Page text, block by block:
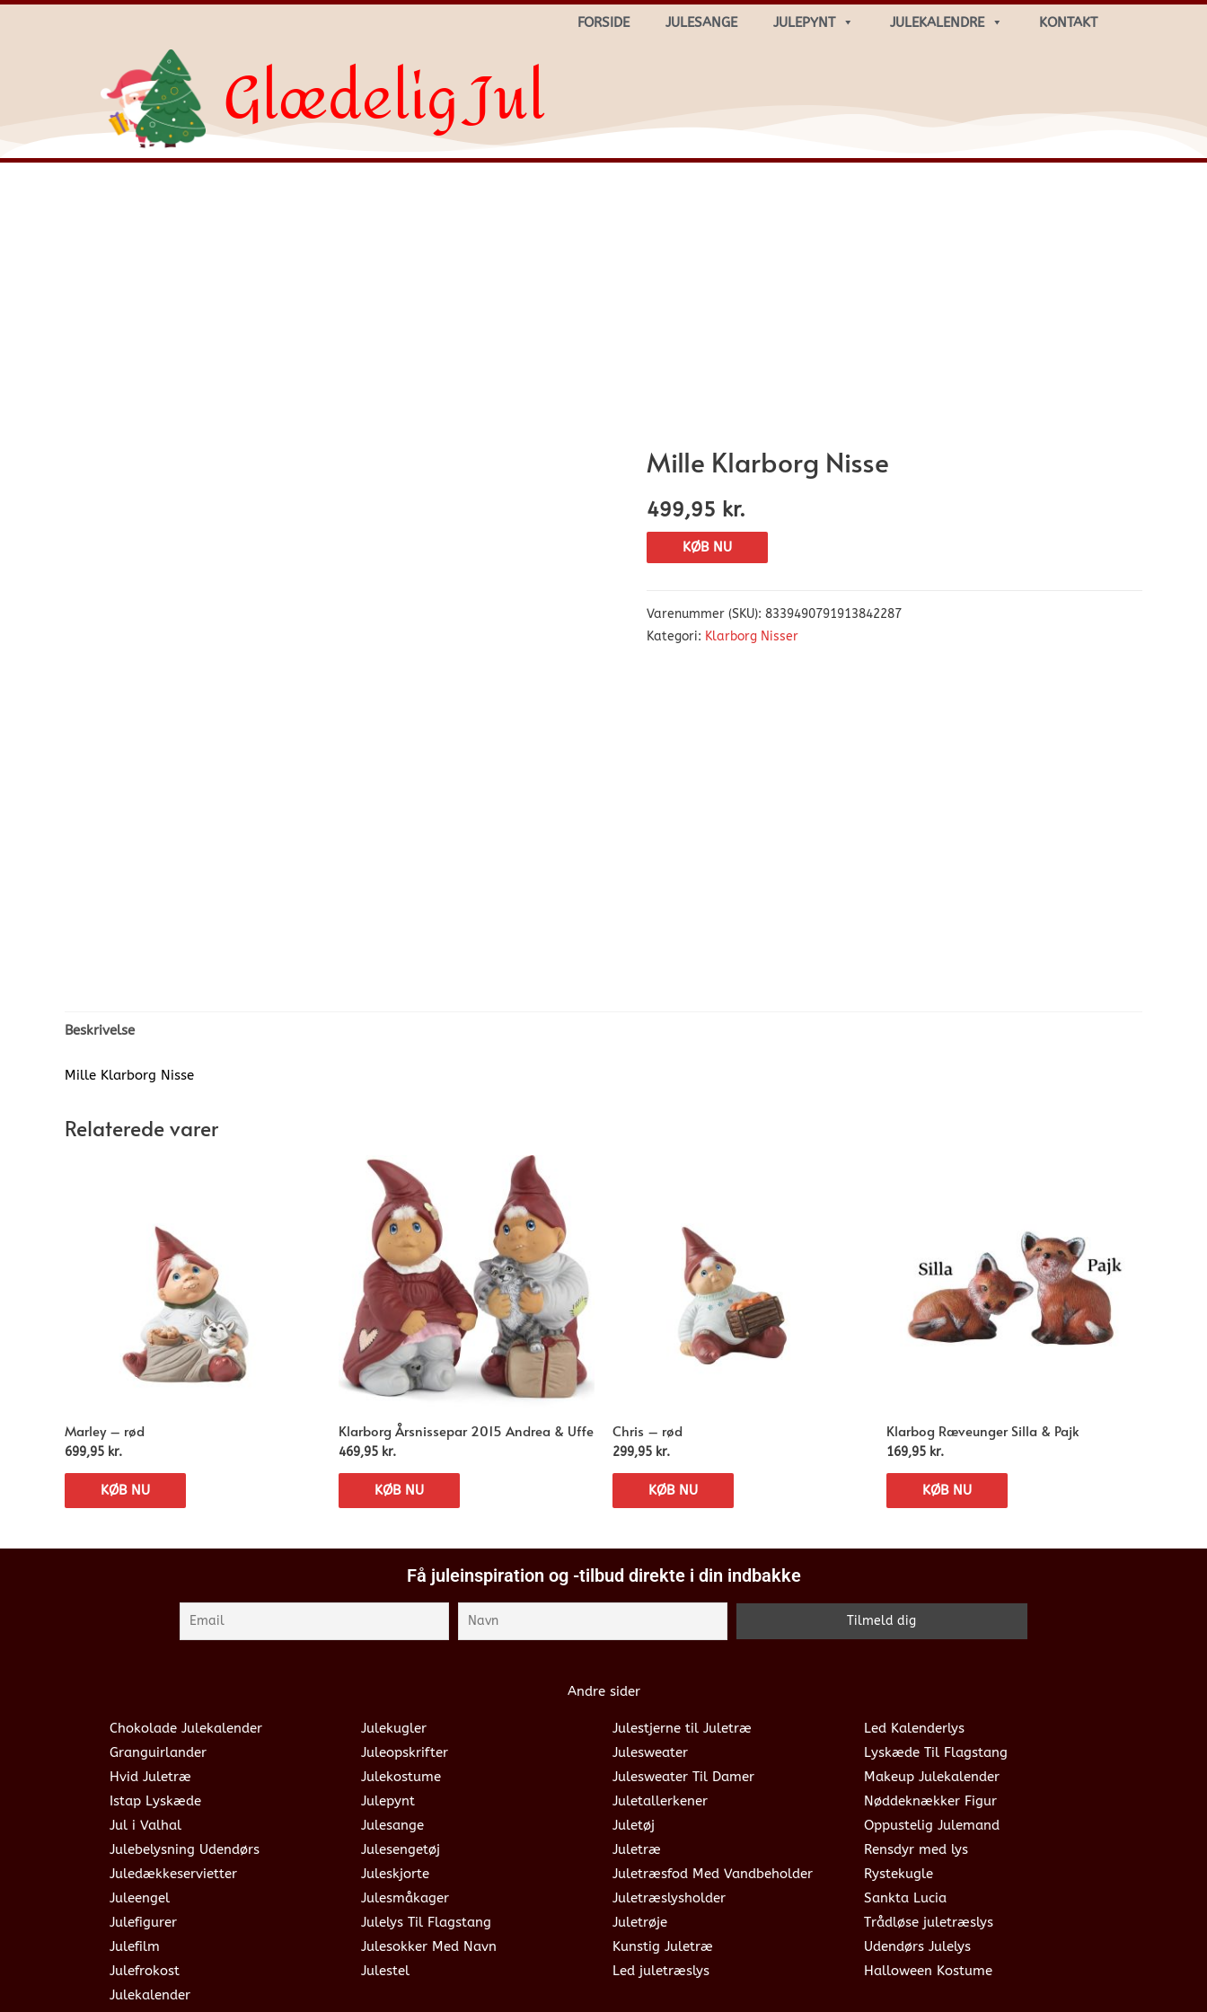
FORSIDE JULESANGE JULEPYNT JULEKALENDRE KONTAKT
Glædelig Jul
Mille Klarborg Nisse
499,95 kr.
KØB NU
Varenummer (SKU): 8339490791913842287
Kategori: Klarborg Nisser
Beskrivelse
Mille Klarborg Nisse
Relaterede varer
Marley – rød
699,95 kr.
KØB NU
Klarborg Årsnissepar 2015 Andrea & Uffe
469,95 kr.
KØB NU
Chris – rød
299,95 kr.
KØB NU
Klarbog Ræveunger Silla & Pajk
169,95 kr.
KØB NU
Få juleinspiration og -tilbud direkte i din indbakke
Andre sider
Chokolade Julekalender
Granguirlander
Hvid Juletræ
Istap Lyskæde
Jul i Valhal
Julebelysning Udendørs
Juledækkeservietter
Juleengel
Julefigurer
Julefilm
Julefrokost
Julekalender
Julekugler
Juleopskrifter
Julekostume
Julepynt
Julesange
Julesengetøj
Juleskjorte
Julesmåkager
Julelys Til Flagstang
Julesokker Med Navn
Julestel
Julestjerne til Juletræ
Julesweater
Julesweater Til Damer
Juletallerkener
Juletøj
Juletræ
Juletræsfod Med Vandbeholder
Juletræslysholder
Juletrøje
Kunstig Juletræ
Led juletræslys
Led Kalenderlys
Lyskæde Til Flagstang
Makeup Julekalender
Nøddeknækker Figur
Oppustelig Julemand
Rensdyr med lys
Rystekugle
Sankta Lucia
Trådløse juletræslys
Udendørs Julelys
Halloween Kostume